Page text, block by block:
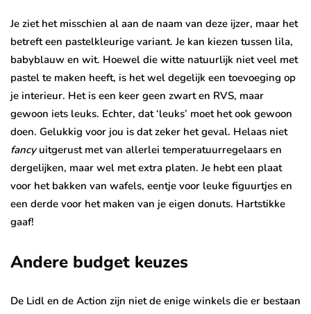
Je ziet het misschien al aan de naam van deze ijzer, maar het
betreft een pastelkleurige variant. Je kan kiezen tussen lila,
babyblauw en wit. Hoewel die witte natuurlijk niet veel met
pastel te maken heeft, is het wel degelijk een toevoeging op
je interieur. Het is een keer geen zwart en RVS, maar
gewoon iets leuks. Echter, dat ‘leuks’ moet het ook gewoon
doen. Gelukkig voor jou is dat zeker het geval. Helaas niet
fancy uitgerust met van allerlei temperatuurregelaars en
dergelijken, maar wel met extra platen. Je hebt een plaat
voor het bakken van wafels, eentje voor leuke figuurtjes en
een derde voor het maken van je eigen donuts. Hartstikke
gaaf!
Andere budget keuzes
De Lidl en de Action zijn niet de enige winkels die er bestaan